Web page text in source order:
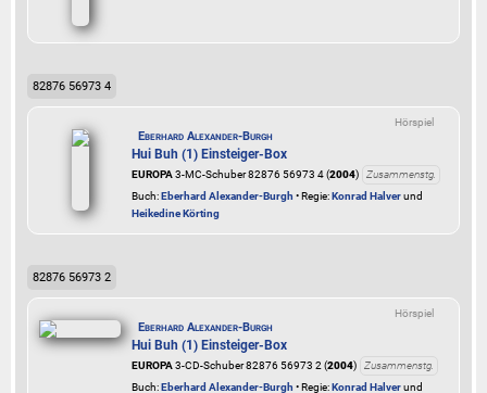
82876 56973 4
Hörspiel
Eberhard Alexander-Burgh
Hui Buh (1) Einsteiger-Box
EUROPA3-MC-Schuber 82876 56973 4 (2004)
Zusammenstg.
Buch:Eberhard Alexander-Burgh • Regie:Konrad Halverund
Heikedine Körting
82876 56973 2
Hörspiel
Eberhard Alexander-Burgh
Hui Buh (1) Einsteiger-Box
EUROPA3-CD-Schuber 82876 56973 2 (2004)
Zusammenstg.
Buch:Eberhard Alexander-Burgh • Regie:Konrad Halverund